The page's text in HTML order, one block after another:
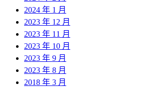
2024 年 1 月
2023 年 12 月
2023 年 11 月
2023 年 10 月
2023 年 9 月
2023 年 8 月
2018 年 3 月